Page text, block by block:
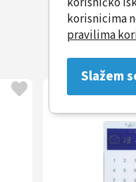
korisnicima
pravilima
Slažem